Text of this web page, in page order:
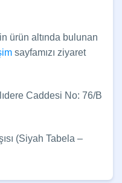
ürün altında bulunan
sayfamızı ziyaret
Caddesi No: 76/B
(Siyah Tabela –